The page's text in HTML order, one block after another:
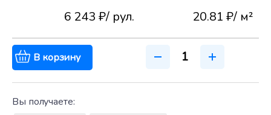
6 243 ₽/ рул. 20.81 ₽/ м²
В корзину
Вы получаете: